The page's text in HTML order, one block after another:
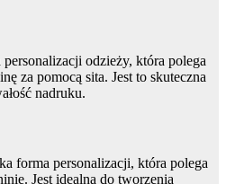
odzieży, która polega
za pomocą sita. Jest to skuteczna
nadruku.
forma personalizacji, która polega
Jest idealna do tworzenia